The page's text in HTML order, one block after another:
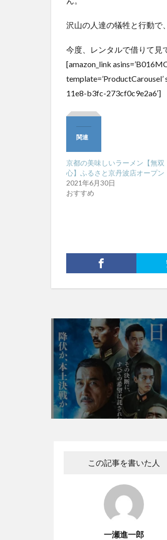
沢山の人達の犠牲と行動で
今度、レンタルで借りて見
[amazon_link
11e8-b3fc-273cf0c9e2a6′]
関連
京都の美味しいラーメン【無双
心】ふるさと京丹波店オープン
2021年6月30日
おすすめ
この記事を書いた人
一瀬進一郎